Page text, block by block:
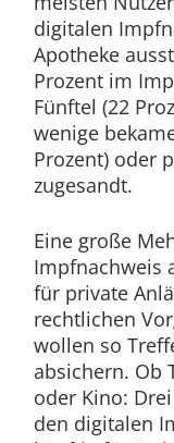
digitalen
Apotheke
Prozent im
Fünftel (22
wenige
Prozent) oder
zugesandt.
Eine große
Impfnachweis
für private
rechtlichen
wollen so
absichern. Ob
oder Kino:
den digitalen